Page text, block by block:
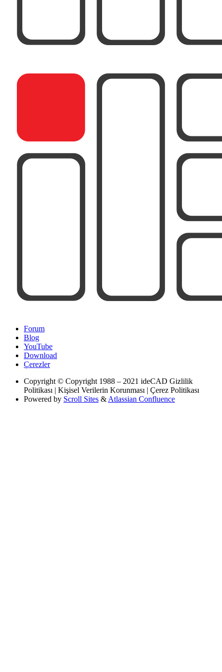
Forum
Blog
YouTube
Download
Çerezler
Copyright © Copyright 1988 – 2021 ideCAD Gizlilik
Politikası | Kişisel Verilerin Korunması | Çerez Politikası
Powered by Scroll Sites &Atlassian Confluence